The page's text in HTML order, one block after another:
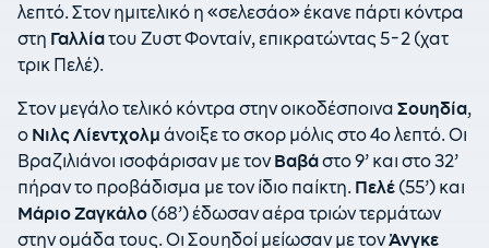
λεπτό. Στον ημιτελικό η «σελεσάο» έκανε πάρτι κόντρα
στη Γαλλίατου Ζυστ Φονταίν, επικρατώντας 5-2 (χατ
τρικ Πελέ).
Στον μεγάλο τελικό κόντρα στην οικοδέσποινα Σουηδία,
ο Νιλς Λίεντχολμ άνοιξε το σκορ μόλις στο 4ο λεπτό. Οι
Βραζιλιάνοι ισοφάρισαν με τονΒαβάστο 9’ και στο 32’
πήραν το προβάδισμα με τον ίδιο παίκτη. Πελέ (55’) και
Μάριο Ζαγκάλο (68’) έδωσαν αέρα τριών τερμάτων
στην ομάδα τους. Οι Σουηδοί μείωσαν με τονΆνγκε